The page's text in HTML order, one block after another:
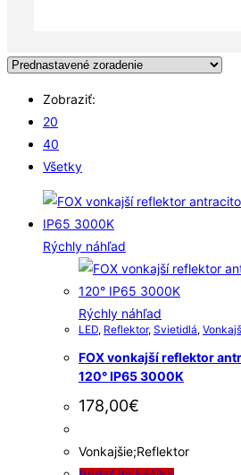
Zobraziť:
20
40
Všetky
Rýchly náhľad
Rýchly náhľad
LED, Reflektor, Svietidlá,
FOX vonkajší reflektor
120° IP65 3000K
178,00€
Vonkajšie;Reflektor